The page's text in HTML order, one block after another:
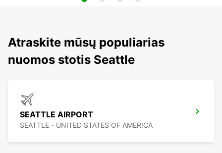
Atraskite mūsų populiarias
nuomos stotis Seattle
SEATTLE AIRPORT
SEATTLE - UNITED STATES OF AMERICA